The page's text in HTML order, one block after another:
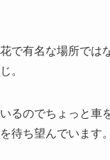
で有名な場所では
。
るのでちょっと車
待ち望んでいます。